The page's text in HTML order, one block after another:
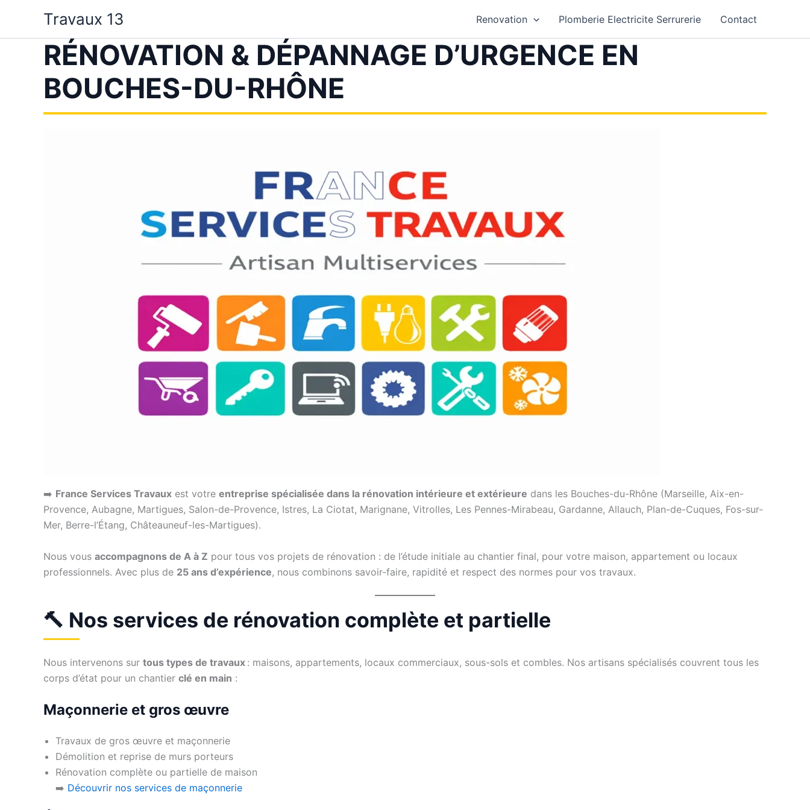
contenu
Travaux 13 Renovation Plomberie Electricite Serrurerie Contact
RÉNOVATION & DÉPANNAGE D’URGENCE EN
BOUCHES-DU-RHÔNE
➡️ France Services Travaux est votre entreprise spécialisée dans la rénovation intérieure et extérieure dans les Bouches-du-Rhône (Marseille, Aix-en-
Provence, Aubagne, Martigues, Salon-de-Provence, Istres, La Ciotat, Marignane, Vitrolles, Les Pennes-Mirabeau, Gardanne, Allauch, Plan-de-Cuques, Fos-sur-
Mer, Berre-l’Étang, Châteauneuf-les-Martigues).
Nous vous accompagnons de A à Z pour tous vos projets de rénovation : de l’étude initiale au chantier final, pour votre maison, appartement ou locaux
professionnels. Avec plus de 25 ans d’expérience, nous combinons savoir-faire, rapidité et respect des normes pour vos travaux.
🔨 Nos services de rénovation complète et partielle
Nous intervenons sur tous types de travaux : maisons, appartements, locaux commerciaux, sous-sols et combles. Nos artisans spécialisés couvrent tous les
corps d’état pour un chantier clé en main :
Maçonnerie et gros œuvre
Travaux de gros œuvre et maçonnerie
Démolition et reprise de murs porteurs
Rénovation complète ou partielle de maison
➡️ Découvrir nos services de maçonnerie